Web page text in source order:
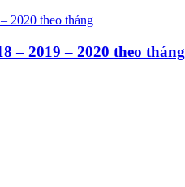
– 2019 – 2020 theo tháng